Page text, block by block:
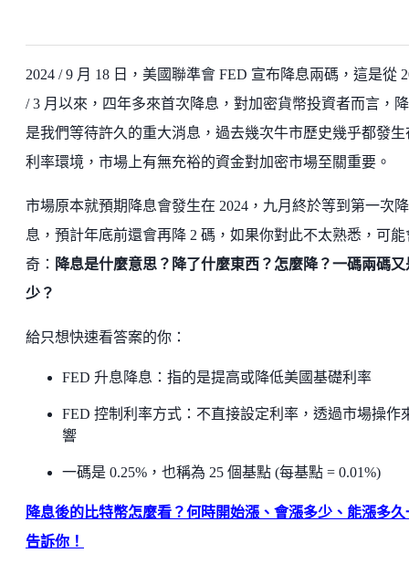
2024 / 9 月 18 日，美國聯準會 FED 宣布降息兩碼，這是從
/ 3 月以來，四年多來首次降息，對加密貨幣投資者而言，
是我們等待許久的重大消息，過去幾次牛市歷史幾乎都發生
利率環境，市場上有無充裕的資金對加密市場至關重要。
市場原本就預期降息會發生在 2024，九月終於等到第一次降
息，預計年底前還會再降 2 碼，如果你對此不太熟悉，可能
奇： 降息是什麼意思？降了什麼東西？怎麼降？一碼兩碼又
少？
給只想快速看答案的你：
FED 升息降息：指的是提高或降低美國基礎利率
FED 控制利率方式：不直接設定利率，透過市場操作
響
一碼是 0.25%，也稱為 25 個基點 (每基點 = 0.01%)
降息後的比特幣怎麼看？何時開始漲、會漲多少、能漲多久
告訴你！